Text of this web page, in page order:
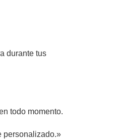
durante tus
todo momento.
personalizado.»